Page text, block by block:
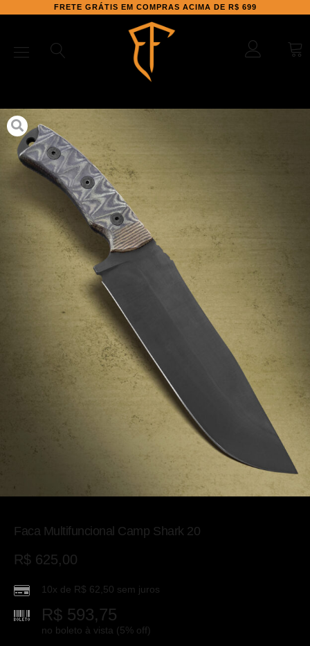
FRETE GRÁTIS EM COMPRAS ACIMA DE R$ 699
Início Facas para Camping e Fazenda
Multifuncional Camp Shark 20
Faca Multifuncional Camp Shark 20
R$ 625,00
10x de R$ 62,50 sem juros
R$ 593,75
no boleto à vista (5% off)